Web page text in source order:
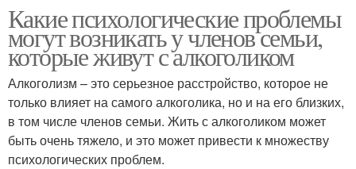
Какие психологические проблемы
могут возникать у членов семьи,
которые живут с алкоголиком
Алкоголизм – это серьезное расстройство, которое не
только влияет на самого алкоголика, но и на его близких,
в том числе членов семьи. Жить с алкоголиком может
быть очень тяжело, и это может привести к множеству
психологических проблем.